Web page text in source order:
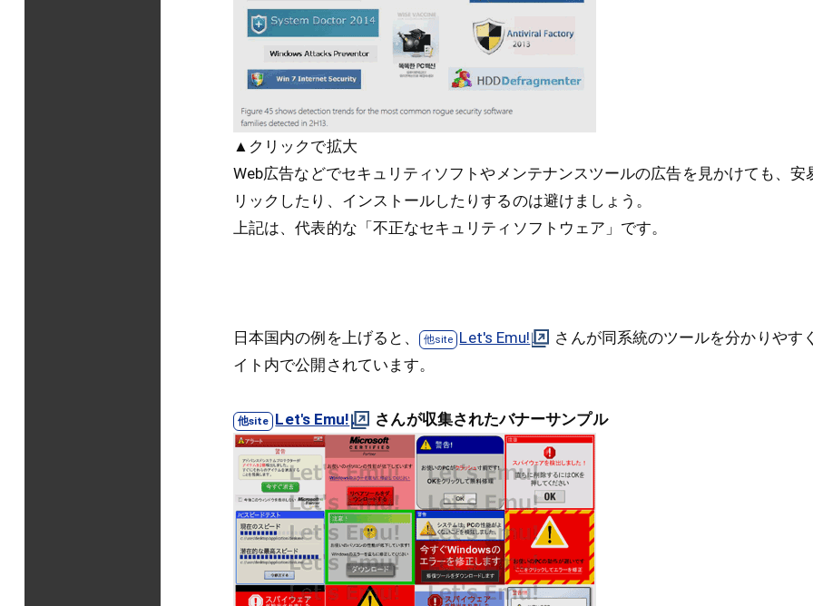
▲クリックで拡大
Web広告などでセキュリティソフトやメンテナンスツールの広告を見かけても、安
リックしたり、インストールしたりするのは避けましょう。
上記は、代表的な「不正なセキュリティソフトウェア」です。
日本国内の例を上げると、 Let's Emu!
さんが同系統のツールを分かりやす
イト内で公開されています。
Let's Emu! さんが収集されたバナーサンプル